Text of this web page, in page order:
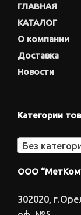
ГЛАВНАЯ
КАТАЛОГ
О компании
Доставка
Новости
Категории
Без
ООО
302020,